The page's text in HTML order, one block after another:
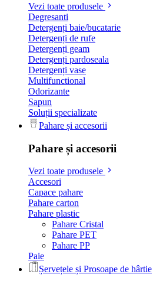
Vezi toate produsele
Degresanti
Detergenți baie/bucatarie
Detergenți de rufe
Detergenți geam
Detergenți pardoseala
Detergenți vase
Multifunctional
Odorizante
Sapun
Soluții specializate
Pahare și accesorii
Pahare și accesorii
Vezi toate produsele
Accesori
Capace pahare
Pahare carton
Pahare plastic
Pahare Cristal
Pahare PET
Pahare PP
Paie
Șervețele și Prosoape de hârtie